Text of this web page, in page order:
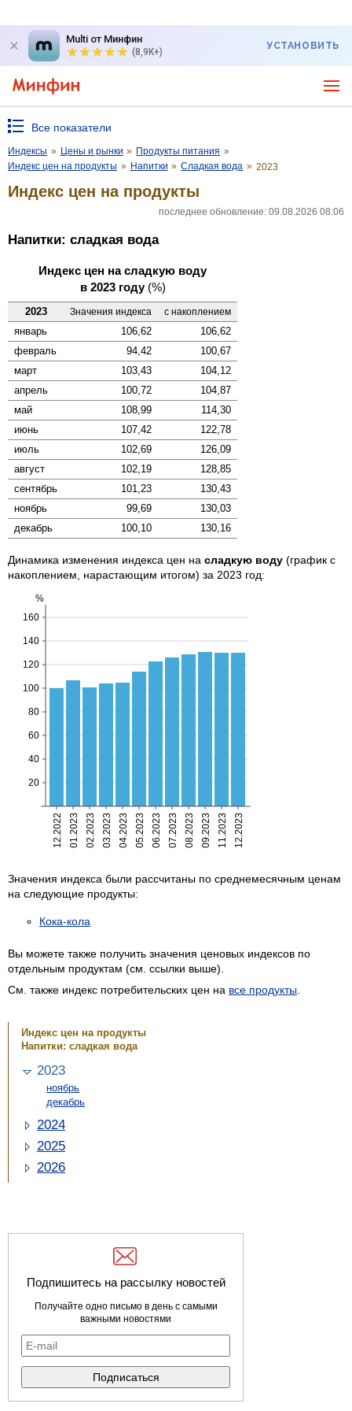
Multi от Минфин
(8,9K+)
УСТАНОВИТЬ
Все показатели
Индексы » Цены и рынки » Продукты питания »
Индекс цен на продукты » Напитки » Сладкая вода » 2023
Индекс цен на продукты
последнее обновление: 09.08.2026 08:06
Напитки: сладкая вода
Индекс цен на сладкую воду
в 2023 году (%)
2023 Значения индекса с накоплением
январь 106,62
106,62
февраль
94,42
100,67
март
103,43
104,12
апрель
100,72
104,87
май
108,99
114,30
июнь
107,42
122,78
июль
102,69
126,09
август
102,19
128,85
сентябрь
101,23
130,43
ноябрь
99,69
130,03
декабрь
100,10 130,16
Динамика изменения индекса цен на сладкую воду (график с
накоплением, нарастающим итогом) за 2023 год:
Значения индекса были рассчитаны по среднемесячным ценам
на следующие продукты:
Кока-кола
Вы можете также получить значения ценовых индексов по
отдельным продуктам (см. ссылки выше).
См. также индекс потребительских цен на все продукты
Индекс цен на продукты
Напитки: сладкая вода
2023
ноябрь
декабрь
2024
2025
2026
Подпишитесь на рассылку новостей
Получайте одно письмо в день с самыми
важными новостями